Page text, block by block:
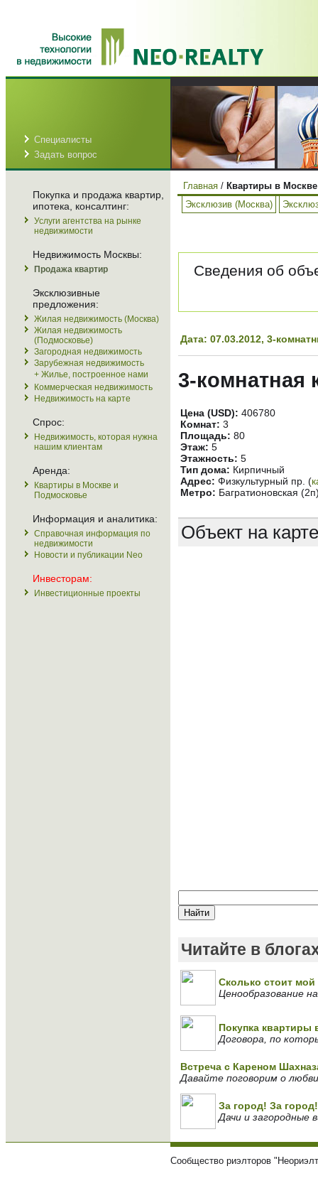
Специалисты
Задать вопрос
Покупка и продажа квартир,
ипотека, консалтинг:
Услуги агентства на рынке
недвижимости
Недвижимость Москвы:
Продажа квартир
Эксклюзивные
предложения:
Жилая недвижимость (Москва)
Жилая недвижимость
(Подмосковье)
Загородная недвижимость
Зарубежная недвижимость
+ Жилье, построенное нами
Коммерческая недвижимость
Недвижимость на карте
Спрос:
Недвижимость, которая нужна
нашим клиентам
Аренда:
Квартиры в Москве и
Подмосковье
Информация и аналитика:
Справочная информация по
недвижимости
Новости и публикации Neo
Инвесторам:
Инвестиционные проекты
Главная / Квартиры в
Эксклюзив (Москва)
Сведения об
Дата: 07.03.2012, 3-
3-комнатная
Цена (USD): 406780
Комнат: 3
Площадь: 80
Этаж: 5
Этажность: 5
Тип дома: Кирпичный
Адрес: Физкультурный пр. (
Метро: Багратионовская
Объект на карте
Читайте в
Сколько стоит мой
Ценообразование
Покупка квартиры
Договора, по
Встреча с Кареном
Давайте поговорим о любви
За город! За город!
Дачи и загородные
Сообщество риэлторов